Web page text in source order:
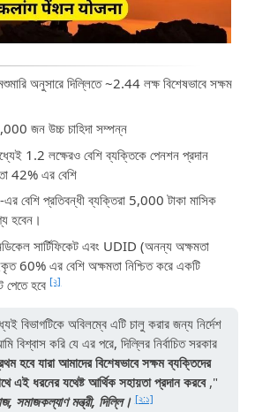
অনুসারে দিল্লিতে ~2.44 লক্ষ বিশেষভাবে সক্ষম
জন উচ্চ চাহিদা সম্পন্ন
1.2 লক্ষেরও বেশি ব্যক্তিকে পেনশন প্রদান
42% এর বেশি
বেশি প্রতিবন্ধী ব্যক্তিরা 5,000 টাকা মাসিক
হবেন।
সার্টিফিকেট এবং UDID (অনন্য অক্ষমতা
60% এর বেশি অক্ষমতা নিশ্চিত করে একটি
পেতে হবে [২]
বিভাগটিকে অবিলম্বে এটি চালু করার জন্য নির্দেশ
বিশ্বাস করি যে এর পরে, দিল্লির নির্বাচিত সরকার
হবে যারা আমাদের বিশেষভাবে সক্ষম ব্যক্তিদের
এই ধরনের যথেষ্ট আর্থিক সহায়তা প্রদান করবে,"
সমাজকল্যাণ মন্ত্রী, দিল্লি। [২:১]